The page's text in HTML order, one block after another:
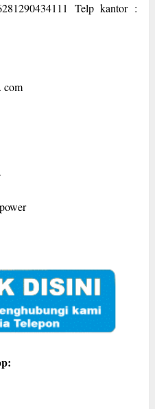
Telp kantor :
com